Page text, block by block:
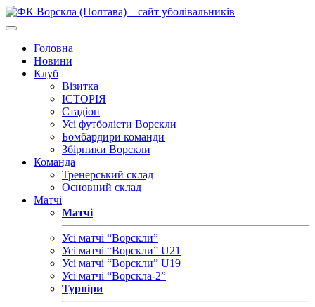
Головна
Новини
Клуб
Візитка
ІСТОРІЯ
Стадіон
Усі футболісти Ворскли
Бомбардири команди
Збірники Ворскли
Команда
Тренерський склад
Основний склад
Матчі
Матчі
Усі матчі “Ворскли”
Усі матчі “Ворскли” U21
Усі матчі “Ворскли” U19
Усі матчі “Ворскла-2”
Турніри